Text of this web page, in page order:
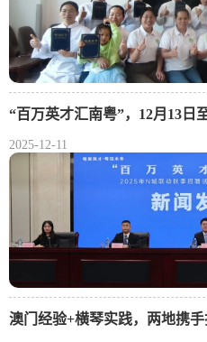
“百万英才汇南粤”，12月13日
2025-12-11
澳门经验+横琴实践，两地携